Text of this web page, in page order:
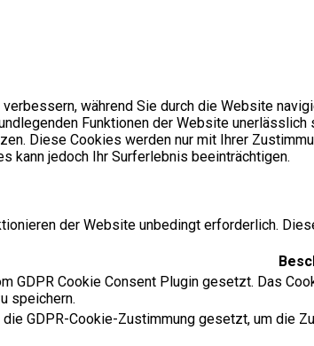
während Sie durch die Website
Funktionen der Website
Diese Cookies werden nur mit Ihrer
kann jedoch Ihr Surferlebnis beeinträchtigen.
der Website unbedingt erforderlich.
GDPR Cookie Consent Plugin gesetzt. Das
speichern.
GDPR-Cookie-Zustimmung gesetzt, um die